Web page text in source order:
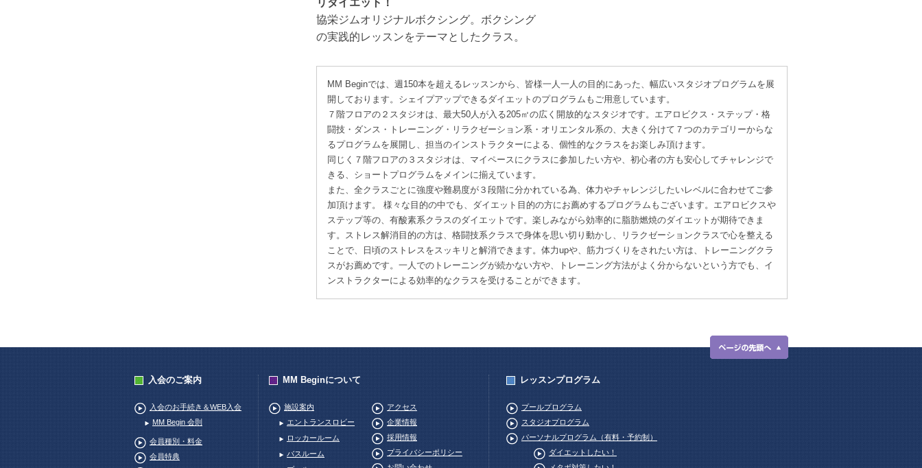
リダイエット！
協栄ジムオリジナルボクシング。ボクシング
の実践的レッスンをテーマとしたクラス。
MM Beginでは、週150本を超えるレッスンから、皆様一人一人の目的にあった、幅広いスタジオプログラムを展
開しております。シェイプアップできるダイエットのプログラムもご用意しています。
７階フロアの２スタジオは、最大50人が入る205㎡の広く開放的なスタジオです。エアロビクス・ステップ・格
闘技・ダンス・トレーニング・リラクゼーション系・オリエンタル系の、大きく分けて７つのカテゴリーからな
るプログラムを展開し、担当のインストラクターによる、個性的なクラスをお楽しみ頂けます。
同じく７階フロアの３スタジオは、マイペースにクラスに参加したい方や、初心者の方も安心してチャレンジで
きる、ショートプログラムをメインに揃えています。
また、全クラスごとに強度や難易度が３段階に分かれている為、体力やチャレンジしたいレベルに合わせてご参
加頂けます。 様々な目的の中でも、ダイエット目的の方にお薦めするプログラムもございます。エアロビクスや
ステップ等の、有酸素系クラスのダイエットです。楽しみながら効率的に脂肪燃焼のダイエットが期待できま
す。ストレス解消目的の方は、格闘技系クラスで身体を思い切り動かし、リラクゼーションクラスで心を整える
ことで、日頃のストレスをスッキリと解消できます。体力upや、筋力づくりをされたい方は、トレーニングクラ
スがお薦めです。一人でのトレーニングが続かない方や、トレーニング方法がよく分からないという方でも、イ
ンストラクターによる効率的なクラスを受けることができます。
入会のご案内
入会のお手続き＆WEB入会
MM Begin 会則
会員種別・料金
会員特典
MM Beginについて
施設案内
エントランスロビー
ロッカールーム
バスルーム
アクセス
企業情報
採用情報
プライバシーポリシー
レッスンプログラム
プールプログラム
スタジオプログラム
パーソナルプログラム（有料・予約制）
ダイエットしたい！